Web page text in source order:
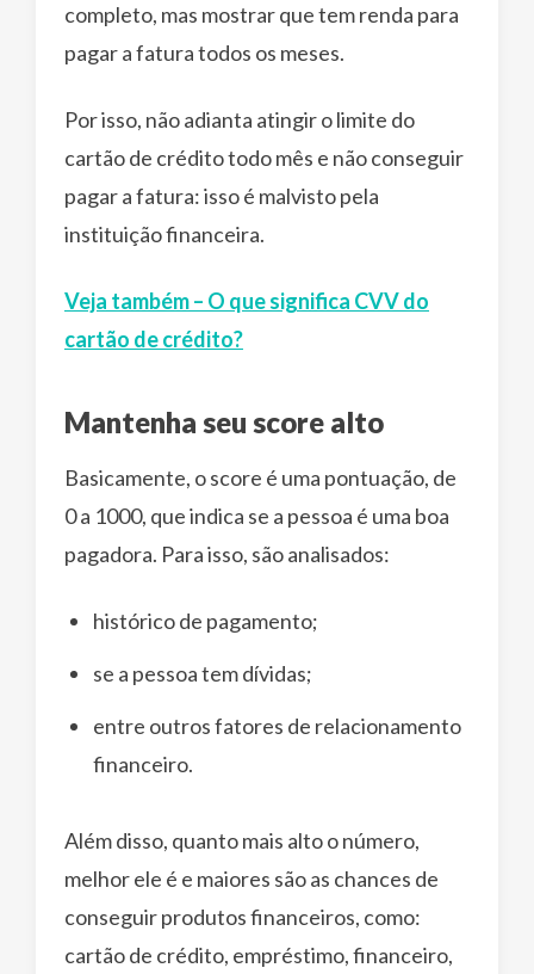
completo, mas mostrar que tem renda para
pagar a fatura todos os meses.
Por isso, não adianta atingir o limite do
cartão de crédito todo mês e não conseguir
pagar a fatura: isso é malvisto pela
instituição financeira.
Veja também – O que significa CVV do
cartão de crédito?
Mantenha seu score alto
Basicamente, o score é uma pontuação, de
0 a 1000, que indica se a pessoa é uma boa
pagadora. Para isso, são analisados:
histórico de pagamento;
se a pessoa tem dívidas;
entre outros fatores de relacionamento
financeiro.
Além disso, quanto mais alto o número,
melhor ele é e maiores são as chances de
conseguir produtos financeiros, como:
cartão de crédito, empréstimo, financeiro,